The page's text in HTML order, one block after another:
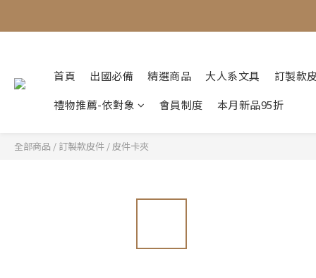
首頁 出國必備 精選商品 大人系文具
訂製款
禮物推薦-依對象
會員制度 本月新品95折
全部商品 / 訂製款皮件 / 皮件卡夾